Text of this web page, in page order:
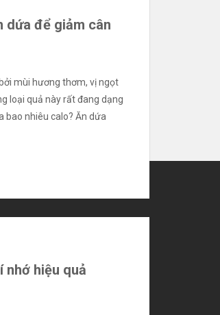
dứa để giảm cân
mùi hương thơm, vị ngọt
loại quả này rất đang dạng
bao nhiêu calo? Ăn dứa
nhớ hiệu quả
khám phá nhiều chủ đề như thể